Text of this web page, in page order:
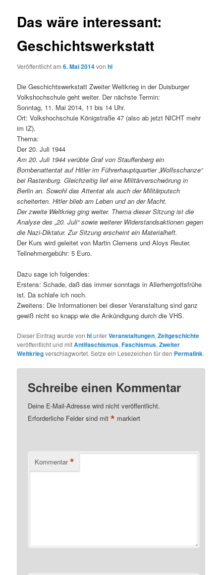
Das wäre interessant:
Geschichtswerkstatt
Veröffentlicht am6. Mai 2014vonhl
Die Geschichtswerkstatt Zweiter Weltkrieg in der Duisburger
Volkshochschule geht weiter. Der nächste Termin:
Sonntag, 11. Mai 2014, 11 bis 14 Uhr.
Ort: Volkshochschule Königstraße 47 (also ab jetzt NICHT mehr
im IZ).
Thema:
Der 20. Juli 1944
Am 20. Juli 1944 verübte Graf von Stauffenberg ein
Bombenattentat auf Hitler im Führerhauptquartier „Wolfsschanze“
bei Rastenburg. Gleichzeitig lief eine Militärverschwörung in
Berlin an. Sowohl das Attentat als auch der Militärputsch
scheiterten. Hitler blieb am Leben und an der Macht.
Der zweite Weltkrieg ging weiter. Thema dieser Sitzung ist die
Analyse des „20. Juli“ sowie weiterer Widerstandsaktionen gegen
die Nazi-Diktatur. Zur Sitzung erscheint ein Materialheft.
Der Kurs wird geleitet von Martin Clemens und Aloys Reuter.
Teilnehmergebühr: 5 Euro.
Dazu sage ich folgendes:
Erstens: Schade, daß das immer sonntags in Allerherrgottsfrühe
ist. Da schlafe ich noch.
Zweitens: Die Informationen bei dieser Veranstaltung sind ganz
gewiß nicht so knapp wie die Ankündigung durch die VHS.
Dieser Eintrag wurde vonhlunterVeranstaltungen,Zeitgeschichte
veröffentlicht und mitAntifaschismus,Faschismus,Zweiter
Weltkriegverschlagwortet. Setze ein Lesezeichen für den Permalink.
Schreibe einen Kommentar
Deine E-Mail-Adresse wird nicht veröffentlicht.
Erforderliche Felder sind mit* markiert
Kommentar *